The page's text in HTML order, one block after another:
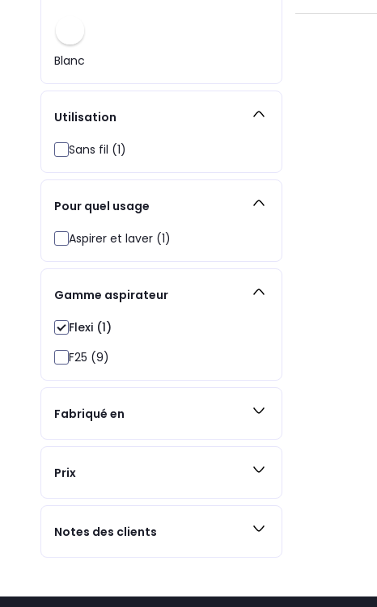
Blanc
Utilisation
Sans fil (1)
Pour quel usage
Aspirer et laver (1)
Gamme aspirateur
Flexi (1)
F25 (9)
Fabriqué en
Prix
Notes des clients